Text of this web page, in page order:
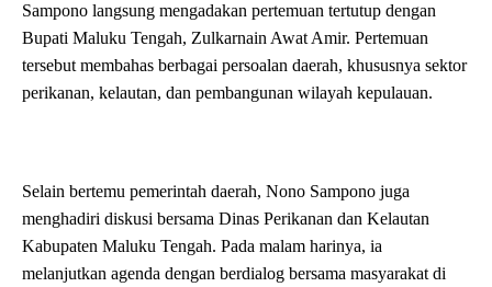
Sampono langsung mengadakan pertemuan tertutup dengan
Bupati Maluku Tengah, Zulkarnain Awat Amir. Pertemuan
tersebut membahas berbagai persoalan daerah, khususnya sektor
perikanan, kelautan, dan pembangunan wilayah kepulauan.
Selain bertemu pemerintah daerah, Nono Sampono juga
menghadiri diskusi bersama Dinas Perikanan dan Kelautan
Kabupaten Maluku Tengah. Pada malam harinya, ia
melanjutkan agenda dengan berdialog bersama masyarakat di